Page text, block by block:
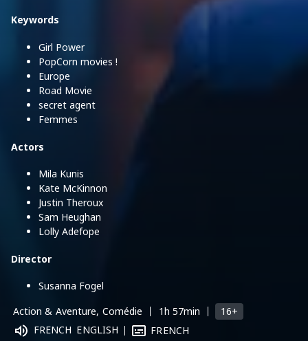
Keywords
Girl Power
PopCorn movies !
Europe
Road Movie
secret agent
Femmes
Actors
Mila Kunis
Kate McKinnon
Justin Theroux
Sam Heughan
Lolly Adefope
Director
Susanna Fogel
Action & Aventure, Comédie
1h 57min
16+
FRENCH ENGLISH
FRENCH